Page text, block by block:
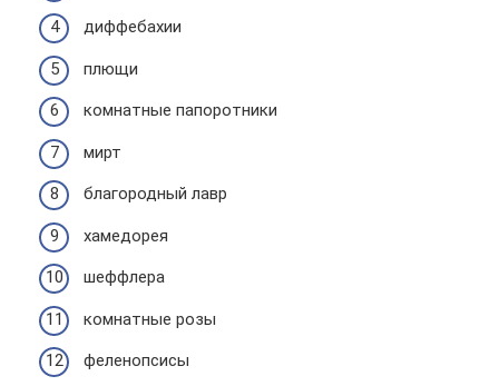
диффебахии
плющи
комнатные папоротники
мирт
благородный лавр
хамедорея
шеффлера
комнатные розы
феленопсисы